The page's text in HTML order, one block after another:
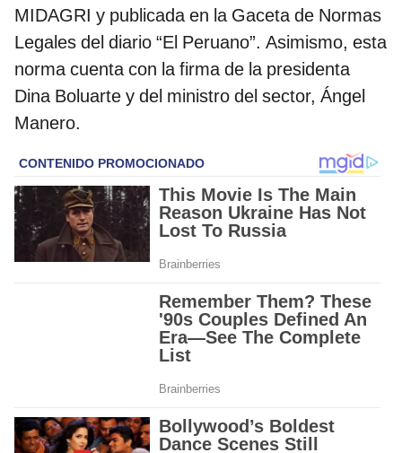
MIDAGRI y publicada en la Gaceta de Normas
Legales del diario “El Peruano”. Asimismo, esta
norma cuenta con la firma de la presidenta
Dina Boluarte y del ministro del sector, Ángel
Manero.